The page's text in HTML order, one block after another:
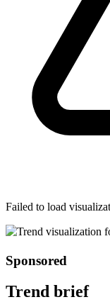
Failed to load
Sponsored
Trend brief